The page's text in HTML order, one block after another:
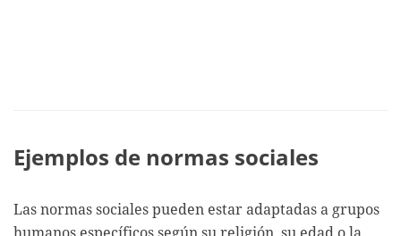
Ejemplos de normas sociales
Las normas sociales pueden estar adaptadas a grupos